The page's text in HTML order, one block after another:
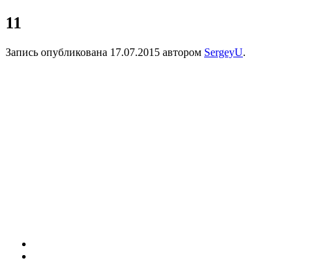
11
Запись опубликована 17.07.2015 автором SergeyU.